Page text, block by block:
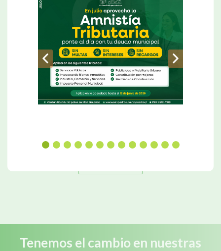
Leer Más
Tenemos el cambio en nuestras